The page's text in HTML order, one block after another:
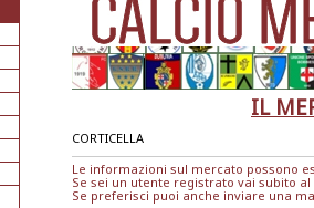
IL
CORTICELLA
Le informazioni sul mercato possono
Se sei un utente registrato vai subito al
Se preferisci puoi anche inviare una